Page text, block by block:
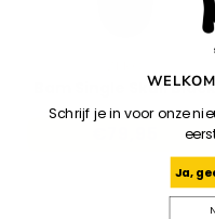
Bam Single Skull Black
Schrijf je in voor onze
Ja,